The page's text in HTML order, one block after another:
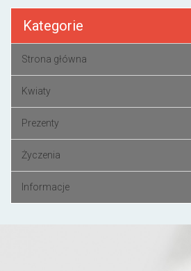
Kategorie
Strona główna
Kwiaty
Prezenty
Życzenia
Informacje